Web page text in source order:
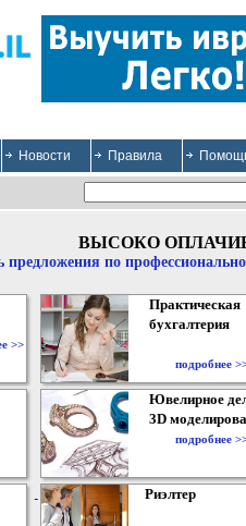
Новости Правила
ВЫСОКО
предложения по
>>
Практическая
бухгалтерия
подробнее
Ювелирное
3D
подробнее
Риэлтер